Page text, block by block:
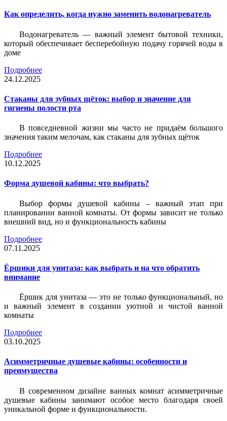
Как определить, когда нужно заменить водонагреватель
Водонагреватель — важный элемент бытовой техники,
который обеспечивает бесперебойную подачу горячей воды в
доме
Подробнее
24.12.2025
Стаканы для зубных щёток: выбор и значение для
гигиены полости рта
В повседневной жизни мы часто не придаём большого
значения таким мелочам, как стаканы для зубных щёток
Подробнее
10.12.2025
Форма душевой кабины: что выбрать?
Выбор формы душевой кабины – важный этап при
планировании ванной комнаты. От формы зависит не только
внешний вид, но и функциональность кабины
Подробнее
07.11.2025
Ёршики для унитаза: как выбрать и на что обратить
внимание
Ёршик для унитаза — это не только функциональный, но
и важный элемент в создании уютной и чистой ванной
комнаты
Подробнее
03.10.2025
Асимметричные душевые кабины: особенности и
преимущества
В современном дизайне ванных комнат асимметричные
душевые кабины занимают особое место благодаря своей
уникальной форме и функциональности.